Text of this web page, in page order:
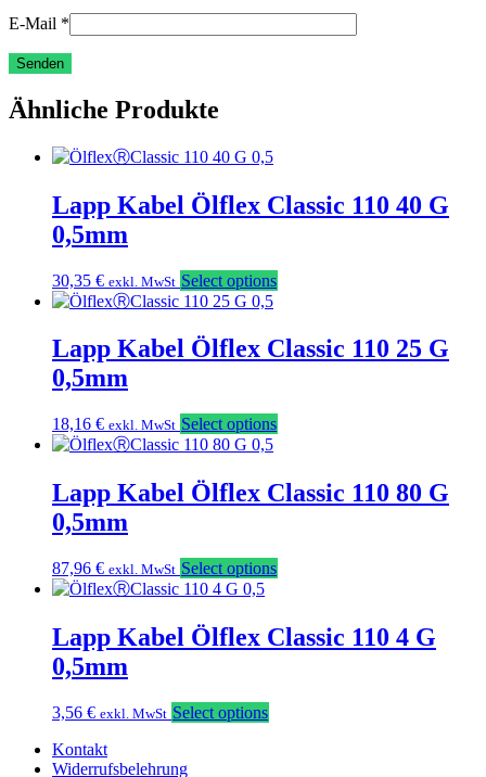
E-Mail *
Ähnliche Produkte
Lapp Kabel Ölflex Classic 110 40 G
0,5mm
30,35 € exkl. MwSt Select options
Lapp Kabel Ölflex Classic 110 25 G
0,5mm
18,16 € exkl. MwSt Select options
Lapp Kabel Ölflex Classic 110 80 G
0,5mm
87,96 € exkl. MwSt Select options
Lapp Kabel Ölflex Classic 110 4 G
0,5mm
3,56 € exkl. MwSt Select options
Kontakt
Widerrufsbelehrung